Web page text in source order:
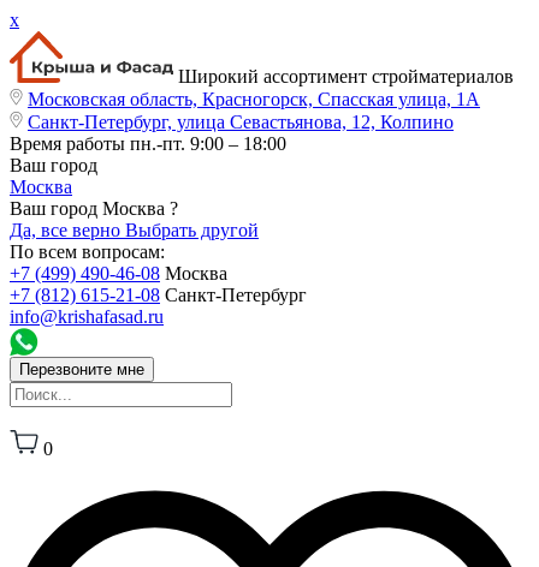
x
Широкий ассортимент стройматериалов
Московская область, Красногорск, Спасская улица, 1А
Санкт-Петербург, улица Севастьянова, 12, Колпино
Время работы пн.-пт. 9:00 – 18:00
Ваш город
Москва
Ваш город Москва ?
Да, все верно Выбрать другой
По всем вопросам:
+7 (499) 490-46-08 Москва
+7 (812) 615-21-08 Санкт-Петербург
info@krishafasad.ru
Перезвоните мне
0